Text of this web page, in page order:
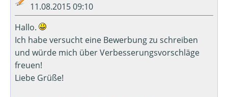
11.08.2015 09:10
Hallo.
Ich habe versucht eine Bewerbung zu schreiben
und würde mich über Verbesserungsvorschläge
freuen!
Liebe Grüße!